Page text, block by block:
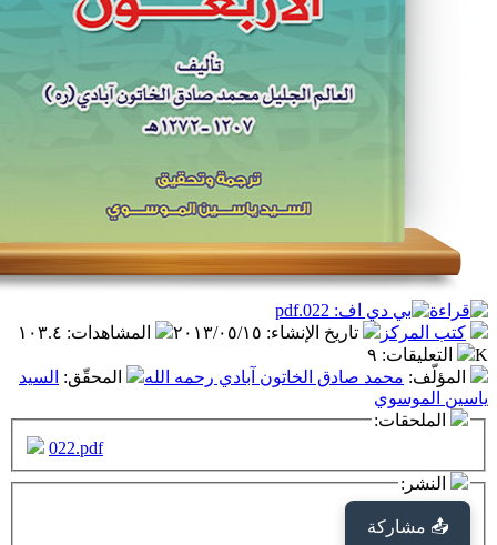
تاريخ الإنشاء:٢٠١٣/٠٥/١٥ المشاهدات:١٠٣.٤
:٩
صادق الخاتون آبادي رحمه الله
المحقّق :السيد